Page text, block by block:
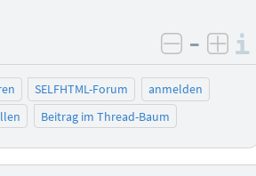
negativ
–
SELFHTML-Forum
anmelden
Beitrag im Thread-Baum